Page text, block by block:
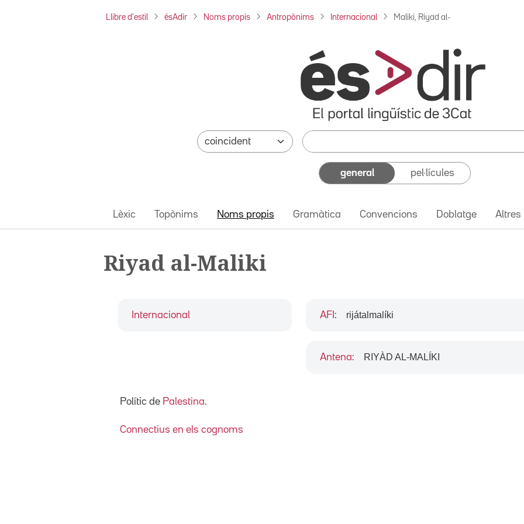
Llibre d'estil ésAdir Noms propis Antropònims Internacional Maliki, Riyad al-
general pel·lícules
Lèxic Topònims Noms propis Gramàtica Convencions Doblatge Altres
Riyad al-Maliki
Internacional AFI : rijátalmalíki
Antena: RIYÀD AL-MALÍKI
Polític de Palestina.
Connectius en els cognoms